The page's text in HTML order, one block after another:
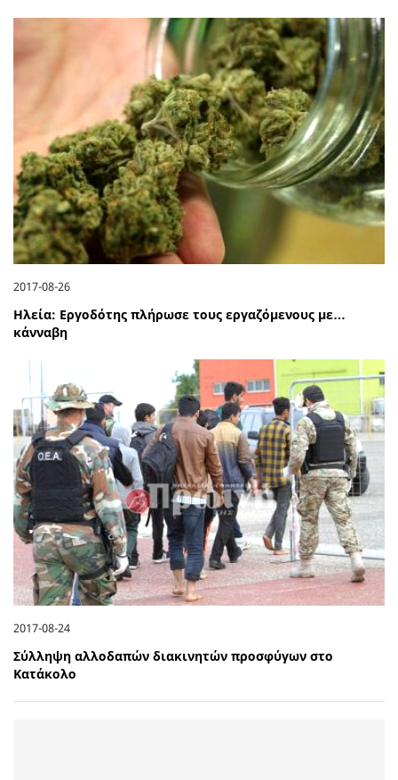
2017-08-26
Ηλεία: Εργοδότης πλήρωσε τους εργαζόμενους με…
κάνναβη
2017-08-24
Σύλληψη αλλοδαπών διακινητών προσφύγων στο
Κατάκολο